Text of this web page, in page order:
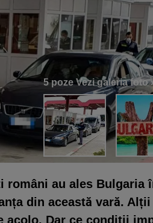
5 pozeVezi galeria foto
români au ales Bulgaria
din această vară.
acolo. Dar ce condiții